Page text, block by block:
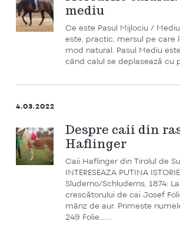
mediu
Ce este Pasul Mijlociu /
este, practic, mersul pe care
mod natural. Pasul Mediu
când calul se deplasează cu
4.03.2022
Despre caii din
Haflinger
Caii Haflinger din Tirolul de
INTERESEAZA PUTINA
Sluderno/Schluderns, 1874:
crescătorului de cai Josef
mânz de aur. Primeste
249 Folie.…...